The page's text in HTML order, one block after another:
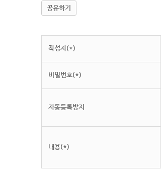
공유하기
작성자(*)
비밀번호(*)
자동등록방지
내용(*)